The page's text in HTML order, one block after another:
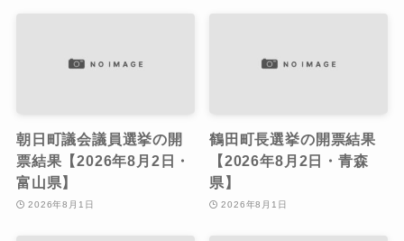
朝日町議会議員選挙の開
票結果【2026年8月2日・
富山県】
2026年8月1日
鶴田町長選挙の開票結果
【2026年8月2日・青森
県】
2026年8月1日